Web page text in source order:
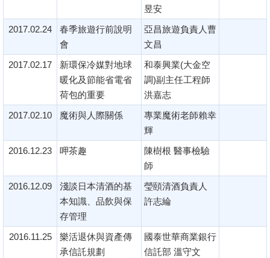
昱安
2017.02.24
春季旅遊行前說明
會
亞昌旅遊負責人曹
文昌
2017.02.17
新環保冷媒對地球
暖化及節能省電省
荷包的重要
和泰興業(大金空
調)副主任工程師
洪嘉志
2017.02.10
魔術與人際關係
專業魔術老師賴幸
輝
2016.12.23
呷茶趣
陳樹根 醫事檢驗
師
2016.12.09
淺談日本清酒的基
本知識、品飲與保
存管理
瑩頤清酒負責人
許志綸
2016.11.25
樂活退休與資產傳
承信託規劃
國泰世華商業銀行
信託部 溫守文